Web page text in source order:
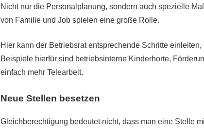
Nicht nur die Personalplanung, sondern auch spezielle
von Familie und Job spielen eine große Rolle.
Hier kann der Betriebsrat entsprechende Schritte
Beispiele hierfür sind betriebsinterne Kinderhorte,
einfach mehr Telearbeit.
Neue Stellen besetzen
Gleichberechtigung bedeutet nicht, dass man eine Stelle